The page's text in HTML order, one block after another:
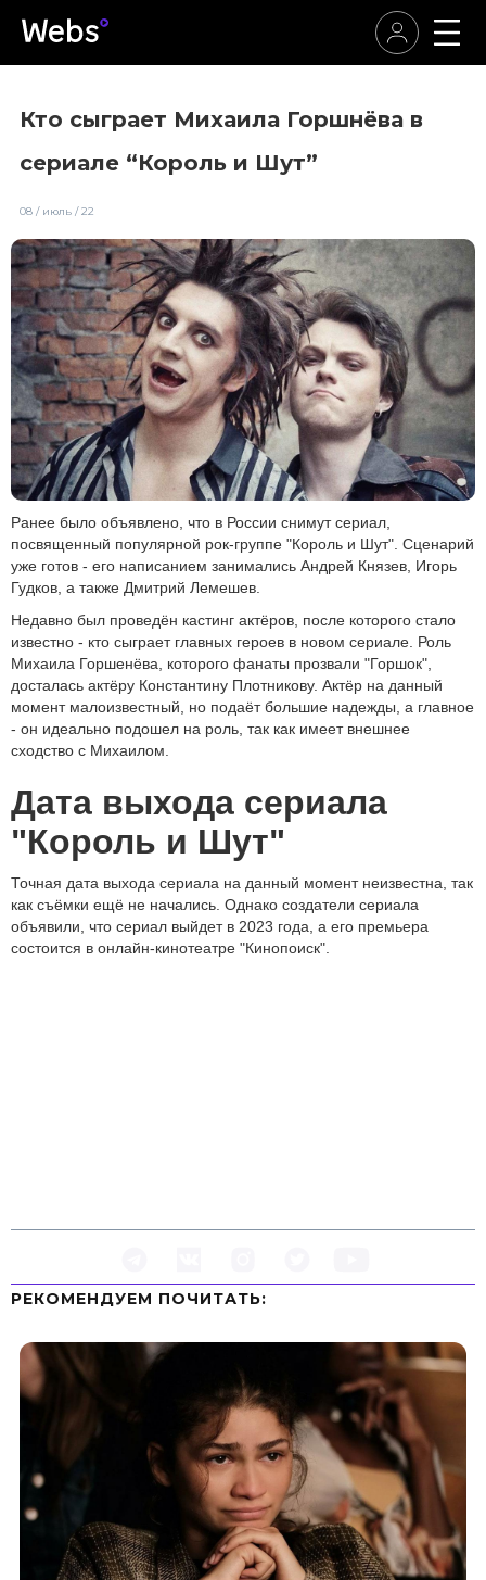
Кто сыграет Михаила Горшнёва в
сериале “Король и Шут”
08 / июль / 22
Ранее было объявлено, что в России снимут сериал,
посвященный популярной рок-группе "Король и Шут". Сценарий
уже готов - его написанием занимались Андрей Князев, Игорь
Гудков, а также Дмитрий Лемешев.
Недавно был проведён кастинг актёров, после которого стало
известно - кто сыграет главных героев в новом сериале. Роль
Михаила Горшенёва, которого фанаты прозвали "Горшок",
досталась актёру Константину Плотникову. Актёр на данный
момент малоизвестный, но подаёт большие надежды, а главное
- он идеально подошел на роль, так как имеет внешнее
сходство с Михаилом.
Дата выхода сериала
"Король и Шут"
Точная дата выхода сериала на данный момент неизвестна, так
как съёмки ещё не начались. Однако создатели сериала
объявили, что сериал выйдет в 2023 года, а его премьера
состоится в онлайн-кинотеатре "Кинопоиск".
РЕКОМЕНДУЕМ ПOЧИТАТЬ: